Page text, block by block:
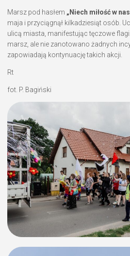
Marsz pod hasłem „Niech miłość w
maja i przyciągnął kilkadziesiąt osób.
ulicą miasta, manifestując tęczowe
marsz, ale nie zanotowano żadnych
zapowiadają kontynuację takich akcji.
Rt
fot. P. Bagiński